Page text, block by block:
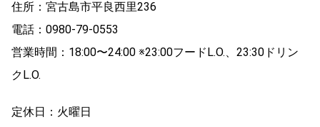
住所：宮古島市平良西里236
電話：0980-79-0553
営業時間：18:00〜24:00 ※23:00フードL.O.、23:30ドリン
クL.O.
定休日：火曜日